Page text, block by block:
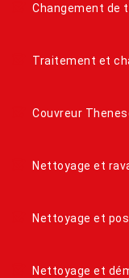
Changement de
Traitement et
Couvreur
Nettoyage et
Nettoyage et
Nettoyage et